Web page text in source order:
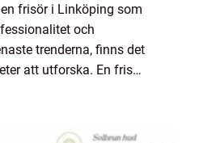
frisör i Linköping som
och
trenderna, finns det
att utforska. En frisör